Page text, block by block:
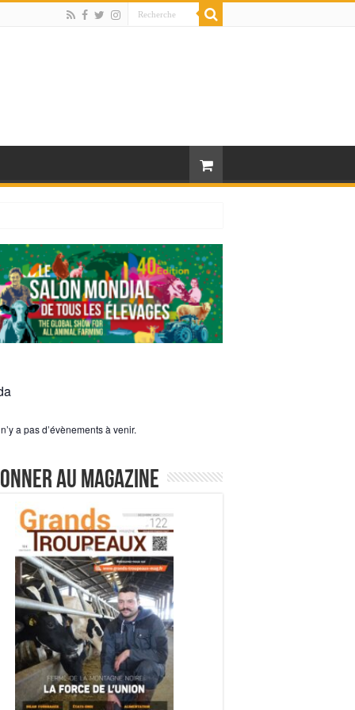
a pas d’évènements à venir.
au magazine